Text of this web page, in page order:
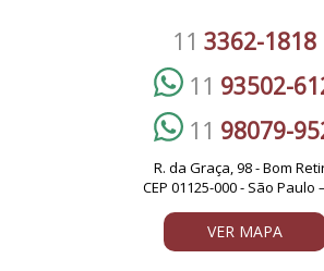
11 3362-1818
11 93502-
11 98079-
R. da Graça, 98 - Bom
CEP 01125-000 - São Paulo
VER MAPA